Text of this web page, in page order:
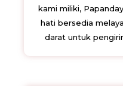
kami miliki,
hati bersedia
darat untuk